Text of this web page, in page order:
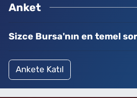
Anket
Sizce Bursa'nın en temel
Ankete Katıl